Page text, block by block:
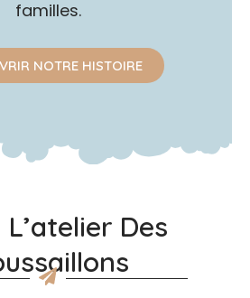
familles.
NOTRE HISTOIRE
L’atelier Des